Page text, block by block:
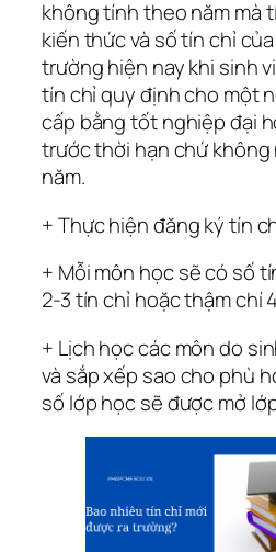
không tính theo năm mà
kiến thức và số tín chỉ
trường hiện nay khi sinh
tín chỉ quy định cho một
cấp bằng tốt nghiệp đại
trước thời hạn chứ
năm.
+ Thực hiện đăng ký tín
+ Mỗi môn học sẽ có số
2-3 tín chỉ hoặc thậm chí
+ Lịch học các môn do
và sắp xếp sao cho phù
số lớp học sẽ được mở